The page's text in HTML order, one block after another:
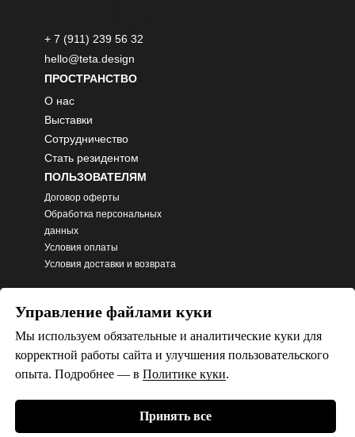
Управление файлами куки
Мы используем обязательные и аналитические куки для
корректной работы сайта и улучшения пользовательского
опыта. Подробнее — в Политике куки.
Принять все
hello@teta.design
+ 7 (911) 239 56 32
ПРОСТРАНСТВО
О нас
Выставки
Сотрудничество
Стать резидентом
ПОЛЬЗОВАТЕЛЯМ
Договор оферты
Обработка персональных
данных
Условия оплаты
Условия доставки и возврата